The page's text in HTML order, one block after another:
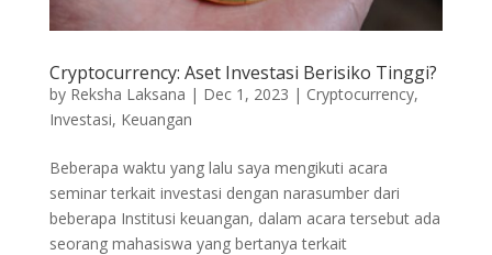
Cryptocurrency: Aset Investasi Berisiko Tinggi?
by Reksha Laksana | Dec 1, 2023 | Cryptocurrency,
Investasi, Keuangan
Beberapa waktu yang lalu saya mengikuti acara
seminar terkait investasi dengan narasumber dari
beberapa Institusi keuangan, dalam acara tersebut ada
seorang mahasiswa yang bertanya terkait